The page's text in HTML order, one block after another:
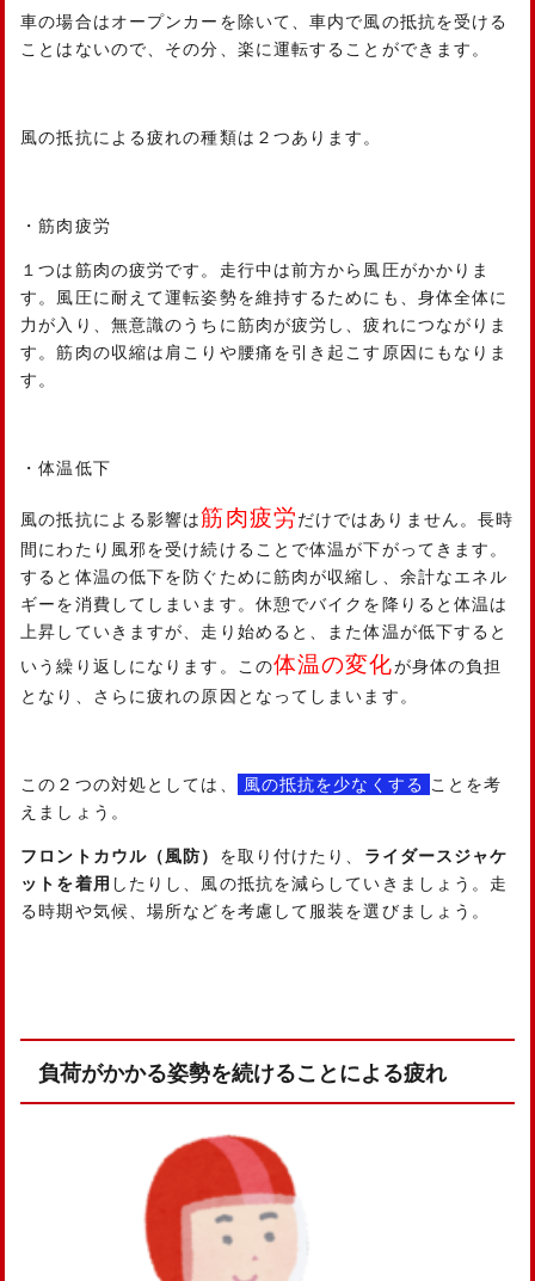
車の場合はオープンカーを除いて、車内で風の抵抗を受ける
ことはないので、その分、楽に運転することができます。
風の抵抗による疲れの種類は２つあります。
・筋肉疲労
１つは筋肉の疲労です。走行中は前方から風圧がかかりま
す。風圧に耐えて運転姿勢を維持するためにも、身体全体に
力が入り、無意識のうちに筋肉が疲労し、疲れにつながりま
す。筋肉の収縮は肩こりや腰痛を引き起こす原因にもなりま
す。
・体温低下
風の抵抗による影響は筋肉疲労だけではありません。長時
間にわたり風邪を受け続けることで体温が下がってきます。
すると体温の低下を防ぐために筋肉が収縮し、余計なエネル
ギーを消費してしまいます。休憩でバイクを降りると体温は
上昇していきますが、走り始めると、また体温が低下すると
いう繰り返しになります。この体温の変化が身体の負担
となり、さらに疲れの原因となってしまいます。
この２つの対処としては、 風の抵抗を少なくする
ことを考
えましょう。
フロントカウル（風防） を取り付けたり、 ライダースジャケ
ットを着用 したりし、風の抵抗を減らしていきましょう。走
る時期や気候、場所などを考慮して服装を選びましょう。
負荷がかかる姿勢を続けることによる疲れ